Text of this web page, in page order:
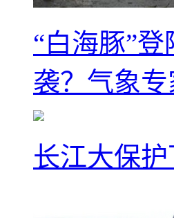
“白海豚”
袭？气象
长江大保